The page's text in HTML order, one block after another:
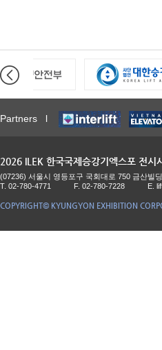
Partners l
2026 ILEK 한국국제승강기엑스포 전시
(07236) 서울시 영등포구 국회대로 750 금산빌
T. 02-780-4771
F. 02-780-7228 E.
COPYRIGHT© KYUNGYON EXHIBITION